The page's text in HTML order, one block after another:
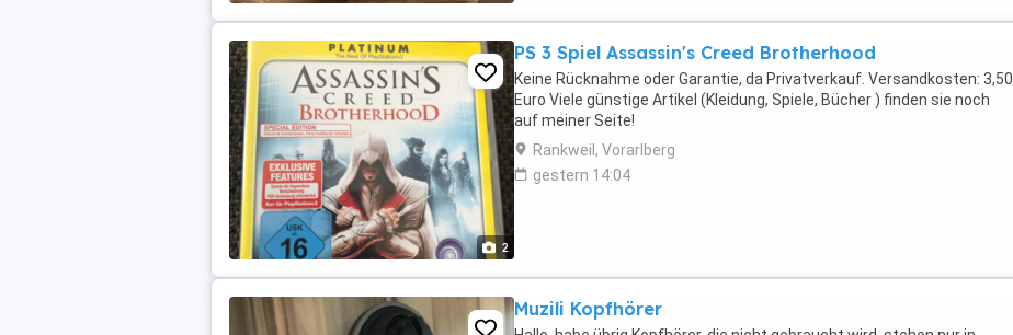
2
PS 3 Spiel Assassin's Creed Brotherhood
Keine Rücknahme oder Garantie, da Privatverkauf. Versandkosten: 3,50
Euro Viele günstige Artikel (Kleidung, Spiele, Bücher ) finden sie noch
auf meiner Seite!
Rankweil, Vorarlberg
gestern 14:04
Muzili Kopfhörer